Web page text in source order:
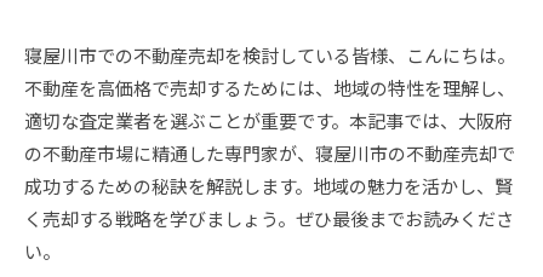
寝屋川市での不動産売却を検討している皆様、こんにちは。
不動産を高価格で売却するためには、地域の特性を理解し、
適切な査定業者を選ぶことが重要です。本記事では、大阪府
の不動産市場に精通した専門家が、寝屋川市の不動産売却で
成功するための秘訣を解説します。地域の魅力を活かし、賢
く売却する戦略を学びましょう。ぜひ最後までお読みくださ
い。